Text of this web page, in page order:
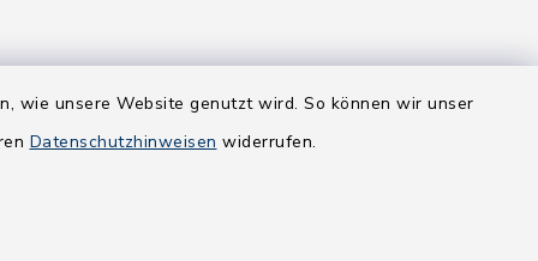
wie unsere Website genutzt wird. So können wir unser
Datenschutzhinweisen widerrufen.